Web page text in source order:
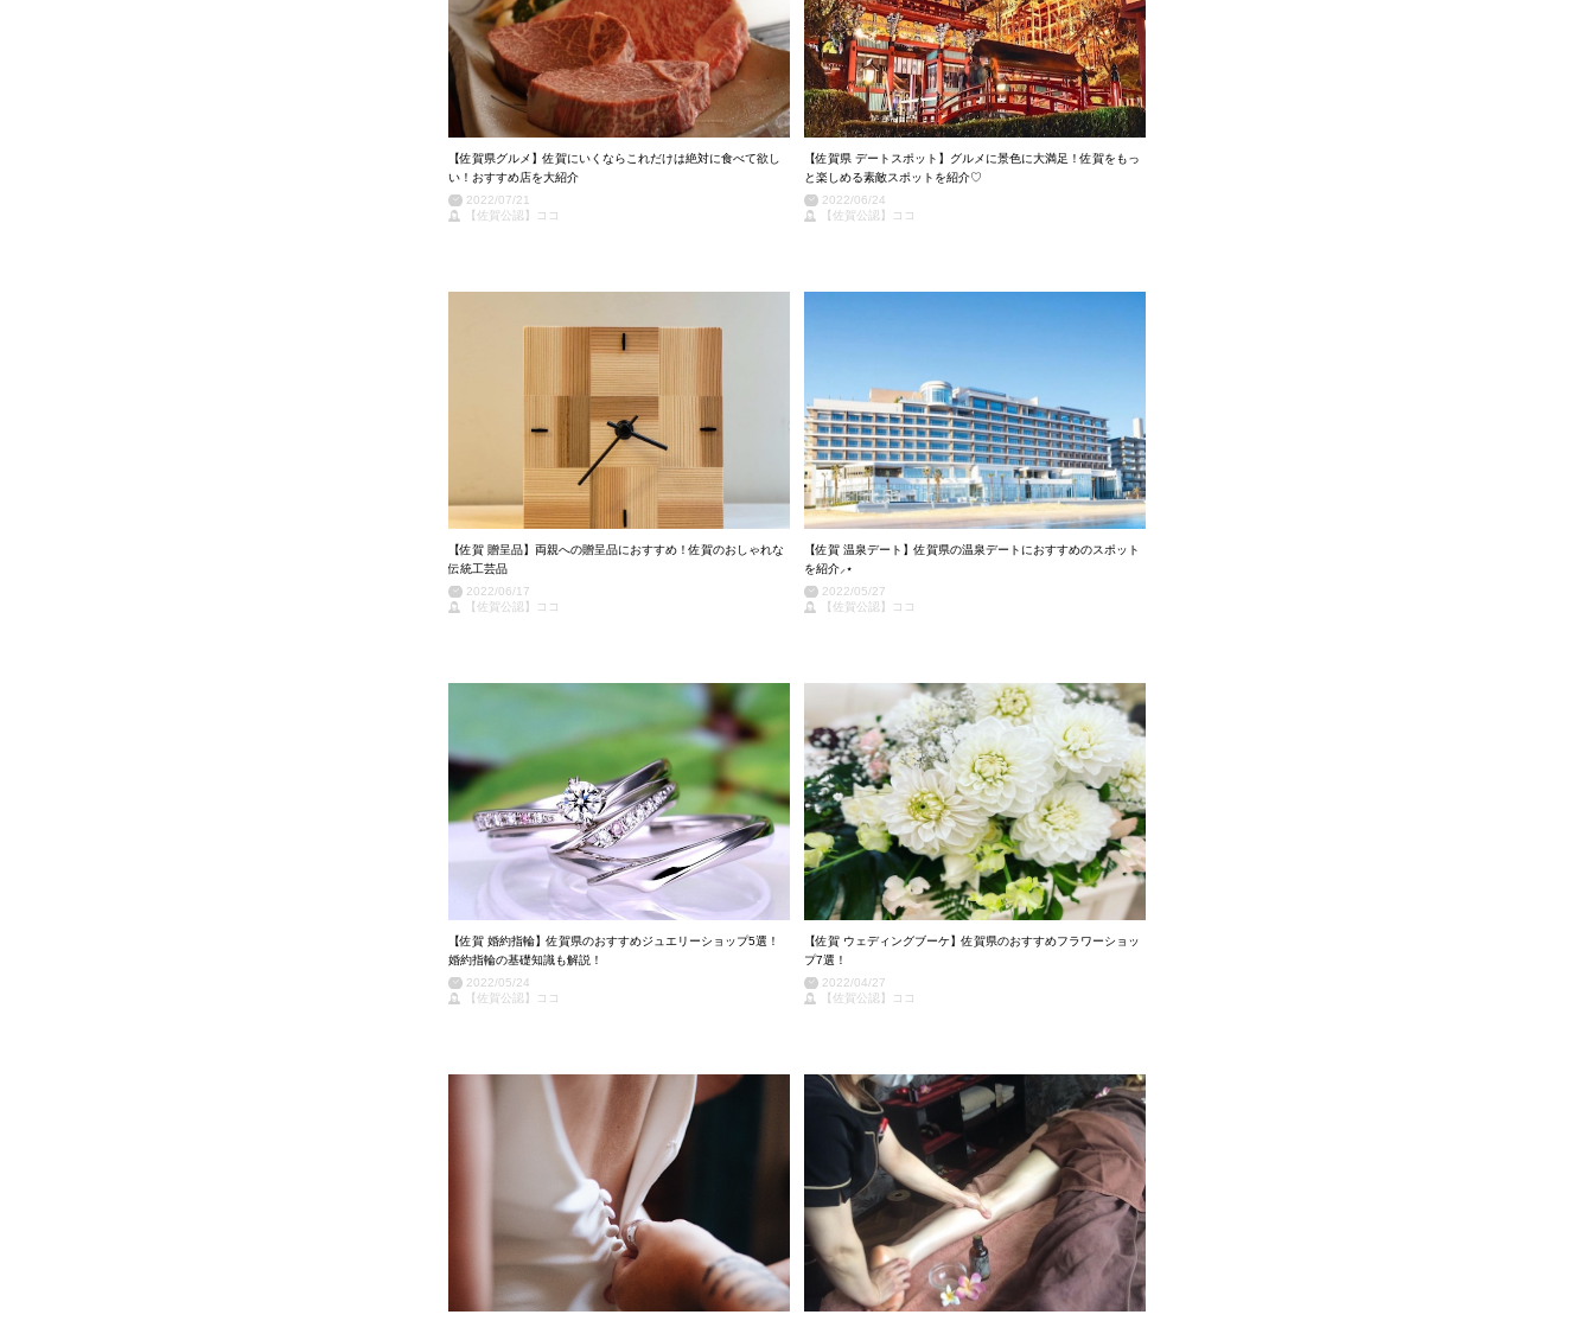
【佐賀県グルメ】佐賀にいくならこれだけは絶対に食べて欲し
い！おすすめ店を大紹介
2022/07/21
【佐賀公認】ココ
【佐賀県 デートスポット】グルメに景色に大満足！佐賀をもっ
と楽しめる素敵スポットを紹介♡
2022/06/24
【佐賀公認】ココ
【佐賀 贈呈品】両親への贈呈品におすすめ！佐賀のおしゃれな
伝統工芸品
2022/06/17
【佐賀公認】ココ
【佐賀 温泉デート】佐賀県の温泉デートにおすすめのスポット
を紹介⸝⋆
2022/05/27
【佐賀公認】ココ
【佐賀 婚約指輪】佐賀県のおすすめジュエリーショップ5選！
婚約指輪の基礎知識も解説！
2022/05/24
【佐賀公認】ココ
【佐賀 ウェディングブーケ】佐賀県のおすすめフラワーショッ
プ7選！
2022/04/27
【佐賀公認】ココ